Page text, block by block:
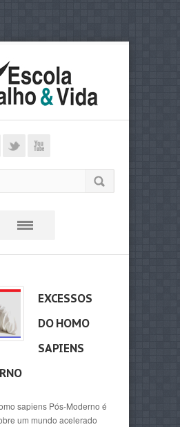
EXCESSOS
DO HOMO
SAPIENS
sapiens Pós-Moderno é
um mundo acelerado